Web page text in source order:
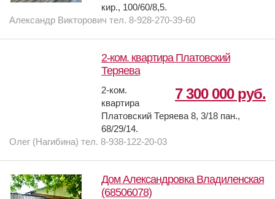
кир., 100/60/8,5.
Александр Викторович тел. 8-928-270-39-60
2-ком. квартира Платовский
Теряева
7 300 000 руб.
2-ком.
квартира
Платовский Теряева 8, 3/18 пан.,
68/29/14.
Олег (Нагибина) тел. 8-938-122-20-03
Дом Александровка Владиленская
(68506078)